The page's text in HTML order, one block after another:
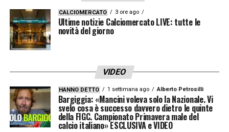
CALCIOMERCATO 3 ore ago
Ultime notizie Calciomercato LIVE: tutte le
novità del giorno
VIDEO
HANNO DETTO 1 settimana ago Alberto Petrosilli
Bargiggia: «Mancini voleva solo la Nazionale. Vi
svelo cosa è successo davvero dietro le quinte
della FIGC. Campionato Primavera male del
calcio italiano» ESCLUSIVA e VIDEO